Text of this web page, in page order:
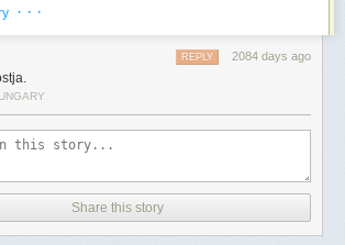
egy szobaelőadás erejéig A. Carlos
bossanováját
portugálul. Érdekesség, hogy az 5:25-től
jót izgul az ember, hogy a csávó végigbírja-e,
hangnál lefordul a székről, mert ott a levegő vége,
a szólót és meghal, minthogy megtörje a ritmust.
mert helyette is veszünk levegőt, mint a Tomb
másrészt meg ő ilyen.
meg bossanova, eljátsszák például Ray
Heartját is (Ansín máj hart), ebben is fuldoklik egy
· · ·
2084 days ago
REPLY
Share this story